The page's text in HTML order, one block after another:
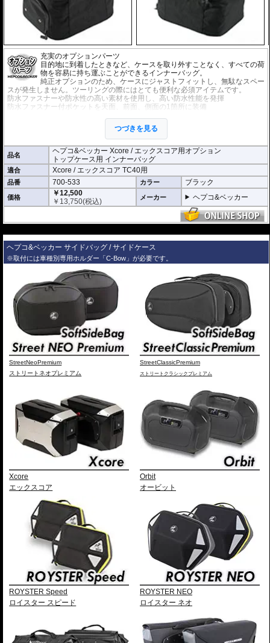
充実のオプションパーツ
目的地に到着したときなど、ケースを取り外すことなく、すべての荷
物を容易に持ち運ぶことができるインナーバッグ。
純正オプションのため、ケースにジャストフィットし、無駄なスペー
スが発生しません。ツーリングの際にはとても便利な必須アイテムです。
防水ファスナーや防水性の高い素材を使用し、高い防水性能を発揮
防水ファスナー付ポケットを天面、前面、側面の1箇所に装備
つづきを見る
品名
ヘプコ&ベッカー Xcore / エックスコア用オプション
トップケース用 インナーバッグ
適合 Xcore / エックスコア TC40用
品番 700-533 カラー ブラック
価格
￥12,500
￥ 13,750(税込) メーカー ヘプコ&ベッカー
ヘプコ&ベッカー サイドバッグ / サイドケース
※取付には車種別専用ホルダー「C-Bow」が必要です。
StreetNeoPremium
ストリートネオプレミアム
StreetClassicPremium
ストリートクラシックプレミアム
Xcore
エックスコア
Orbit
オービット
ROYSTER Speed
ロイスター スピード
ROYSTER NEO
ロイスター ネオ